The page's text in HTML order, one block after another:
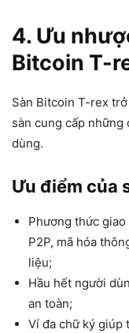
4. Ưu
Bitcoin T-
Sàn Bitcoin T-rex
sàn cung cấp những
dùng.
Ưu điểm của
Phương thức
P2P, mã hóa
liệu;
Hầu hết người
an toàn;
Ví đa chữ ký giúp